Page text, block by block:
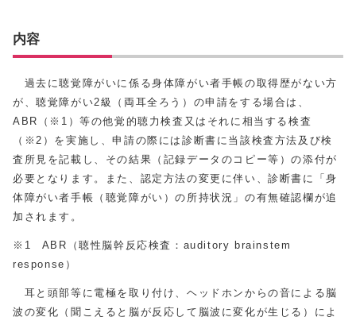
内容
過去に聴覚障がいに係る身体障がい者手帳の取得歴がない方
が、聴覚障がい2級（両耳全ろう）の申請をする場合は、
ABR（※1）等の他覚的聴力検査又はそれに相当する検査
（※2）を実施し、申請の際には診断書に当該検査方法及び検
査所見を記載し、その結果（記録データのコピー等）の添付が
必要となります。また、認定方法の変更に伴い、診断書に「身
体障がい者手帳（聴覚障がい）の所持状況」の有無確認欄が追
加されます。
※1 ABR（聴性脳幹反応検査：auditory brainstem
response）
耳と頭部等に電極を取り付け、ヘッドホンからの音による脳
波の変化（聞こえると脳が反応して脳波に変化が生じる）によ